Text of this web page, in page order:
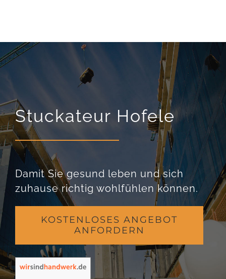
Stuckateur Hofele
Damit Sie gesund leben und sich
zuhause richtig wohlfühlen können.
KOSTENLOSES ANGEBOT
ANFORDERN